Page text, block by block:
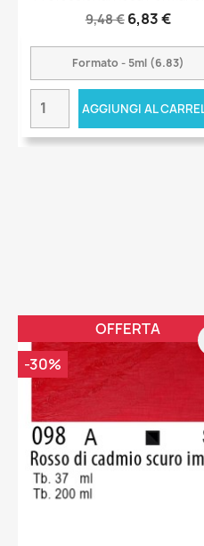
9,48 € 6,83 €
AGGIUNGI AL
OFFERTA
-30%